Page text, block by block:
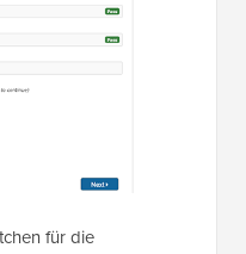
für die